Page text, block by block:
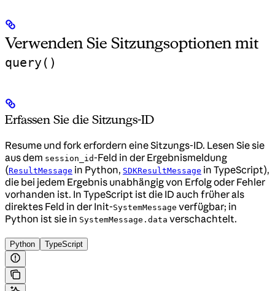
Verwenden Sie Sitzungsoptionen mit
query()
Erfassen Sie die Sitzungs-ID
Resume und fork erfordern eine Sitzungs-ID. Lesen Sie sie
aus dem session_id-Feld in der Ergebnismeldung
(ResultMessage in Python, SDKResultMessage in TypeScript),
die bei jedem Ergebnis unabhängig von Erfolg oder Fehler
vorhanden ist. In TypeScript ist die ID auch früher als
direktes Feld in der Init-SystemMessage verfügbar; in
Python ist sie in SystemMessage.data verschachtelt.
Python TypeScript